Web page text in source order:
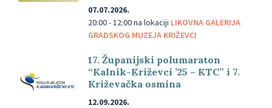
07.07.2026.
20:00 - 12:00na lokaciji LIKOVNA GALERIJA
GRADSKOG MUZEJA KRIŽEVCI
17. Županijski polumaraton
“Kalnik-Križevci ’25 – KTC” i 7.
Križevačka osmina
12.09.2026.